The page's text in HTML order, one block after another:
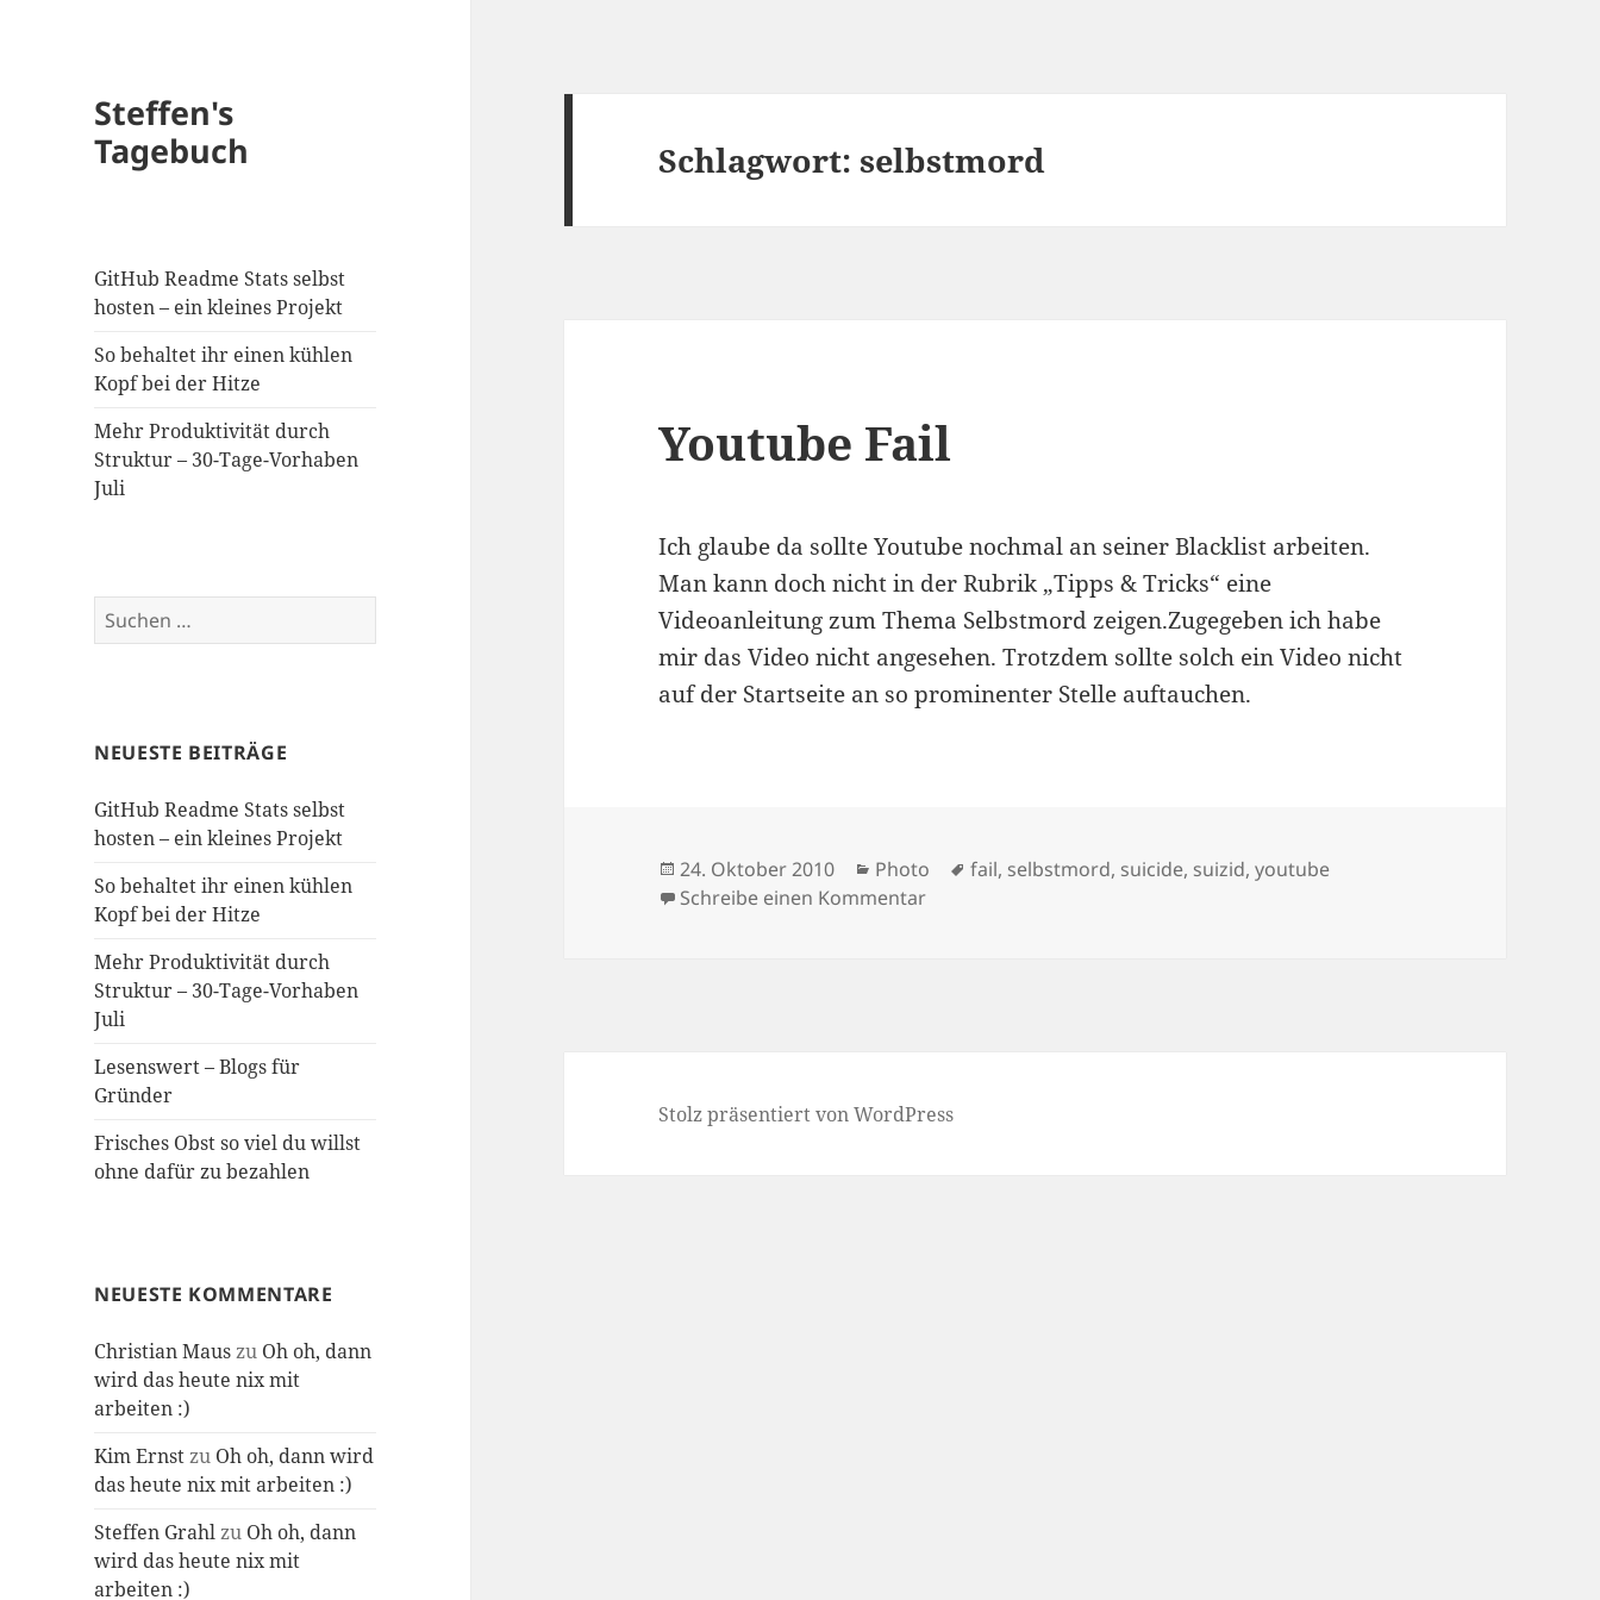
Steffen's
Tagebuch
GitHub Readme Stats selbst
hosten – ein kleines Projekt
So behaltet ihr einen kühlen
Kopf bei der Hitze
Mehr Produktivität durch
Struktur – 30-Tage-Vorhaben
Juli
Suchen
nach:
NEUESTE BEITRÄGE
GitHub Readme Stats selbst
hosten – ein kleines Projekt
So behaltet ihr einen kühlen
Kopf bei der Hitze
Mehr Produktivität durch
Struktur – 30-Tage-Vorhaben
Juli
Lesenswert – Blogs für
Gründer
Frisches Obst so viel du willst
ohne dafür zu bezahlen
NEUESTE KOMMENTARE
Christian Mauszu Oh oh, dann
wird das heute nix mit
arbeiten :)
Kim Ernstzu Oh oh, dann wird
das heute nix mit arbeiten :)
Steffen Grahlzu Oh oh, dann
wird das heute nix mit
arbeiten :)
Schlagwort:selbstmord
Youtube Fail
Ich glaube da sollte Youtube nochmal an seiner Blacklist arbeiten.
Man kann doch nicht in der Rubrik „Tipps & Tricks“ eine
Videoanleitung zum Thema Selbstmord zeigen.Zugegeben ich habe
mir das Video nicht angesehen. Trotzdem sollte solch ein Video nicht
auf der Startseite an so prominenter Stelle auftauchen.
Veröffentlicht
am
24. Oktober 2010 Kategorien
Photo Schlagwörter
fail, selbstmord, suicide, suizid,youtube
Schreibe einen Kommentarzu Youtube Fail
Stolz präsentiert von WordPress